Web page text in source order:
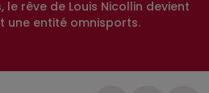
le rêve de Louis Nicollin devient
une entité omnisports.